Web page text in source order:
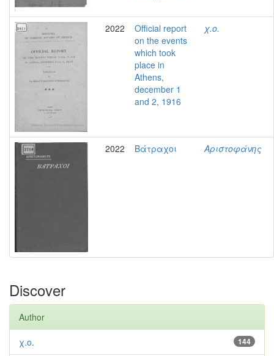
2022
Official report
on the events
which took
place in
Athens,
december 1
and 2, 1916
χ.ο.
2022 Βάτραχοι Αριστοφάνης
Discover
Author
144
χ.ο.